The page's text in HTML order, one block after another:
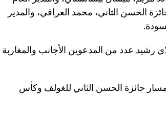
الحسن الثاني، محمد العراقي، والمدير
رشيد عدد من المدعوين الأجانب والمغاربة
جائزة الحسن الثاني للغولف وكأس